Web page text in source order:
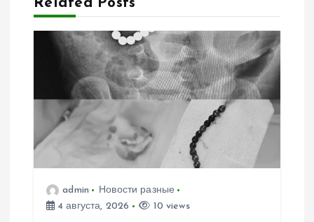
ц
о
admin
Новости разные
4 августа, 2026
10 views